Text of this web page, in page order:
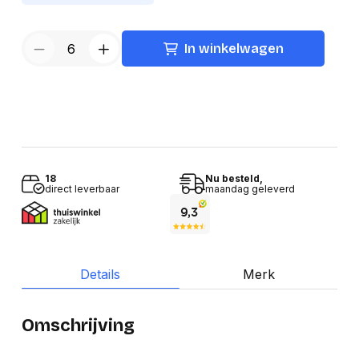
In winkelwagen
18
direct leverbaar
Nu besteld,
maandag geleverd
Details Merk
Omschrijving